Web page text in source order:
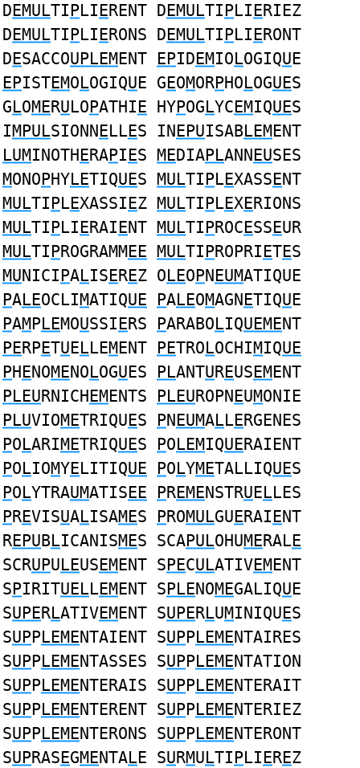
DEMULTIPLIERENT DEMULTIPLIERIEZ
DEMULTIPLIERONS DEMULTIPLIERONT
DESACCOUPLEMENT EPIDEMIOLOGIQUE
EPISTEMOLOGIQUE GEOMORPHOLOGUES
GLOMERULOPATHIE HYPOGLYCEMIQUES
IMPULSIONNELLES INEPUISABLEMENT
LUMINOTHERAPIES MEDIAPLANNEUSES
MONOPHYLETIQUES MULTIPLEXASSENT
MULTIPLEXASSIEZ MULTIPLEXERIONS
MULTIPLIERAIENT MULTIPROCESSEUR
MULTIPROGRAMMEE MULTIPROPRIETES
MUNICIPALISEREZ OLEOPNEUMATIQUE
PALEOCLIMATIQUE PALEOMAGNETIQUE
PAMPLEMOUSSIERS PARABOLIQUEMENT
PERPETUELLEMENT PETROLOCHIMIQUE
PHENOMENOLOGUES PLANTUREUSEMENT
PLEURNICHEMENTS PLEUROPNEUMONIE
PLUVIOMETRIQUES PNEUMALLERGENES
POLARIMETRIQUES POLEMIQUERAIENT
POLIOMYELITIQUE POLYMETALLIQUES
POLYTRAUMATISEE PREMENSTRUELLES
PREVISUALISAMES PROMULGUERAIENT
REPUBLICANISMES SCAPULOHUMERALE
SCRUPULEUSEMENT SPECULATIVEMENT
SPIRITUELLEMENT SPLENOMEGALIQUE
SUPERLATIVEMENT SUPERLUMINIQUES
SUPPLEMENTAIENT SUPPLEMENTAIRES
SUPPLEMENTASSES SUPPLEMENTATION
SUPPLEMENTERAIS SUPPLEMENTERAIT
SUPPLEMENTERENT SUPPLEMENTERIEZ
SUPPLEMENTERONS SUPPLEMENTERONT
SUPRASEGMENTALE SURMULTIPLIEREZ